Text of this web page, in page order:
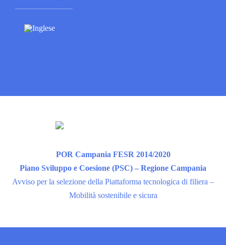
POR Campania FESR 2014/2020
Piano Sviluppo e Coesione (PSC) – Regione Campania
Avviso per la selezione della Piattaforma tecnologica di filiera –
Mobilità sostenibile e sicura